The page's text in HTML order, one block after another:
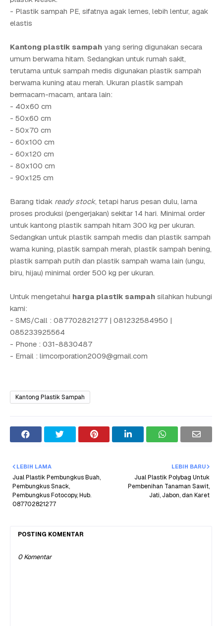
- Plastik sampah PE, sifatnya agak lemes, lebih lentur, agak
elastis
Kantong plastik sampah yang sering digunakan secara
umum berwarna hitam. Sedangkan untuk rumah sakit,
terutama untuk sampah medis digunakan plastik sampah
berwarna kuning atau merah. Ukuran plastik sampah
bermacam-macam, antara lain:
- 40x60 cm
- 50x60 cm
- 50x70 cm
- 60x100 cm
- 60x120 cm
- 80x100 cm
- 90x125 cm
Barang tidak ready stock, tetapi harus pesan dulu, lama
proses produksi (pengerjakan) sekitar 14 hari. Minimal order
untuk kantong plastik sampah hitam 300 kg per ukuran.
Sedangkan untuk plastik sampah medis dan plastik sampah
warna kuning, plastik sampah merah, plastik sampah bening,
plastik sampah putih dan plastik sampah warna lain (ungu,
biru, hijau) minimal order 500 kg per ukuran.
Untuk mengetahui harga plastik sampah silahkan hubungi
kami:
- SMS/Call : 087702821277 | 081232584950 |
085233925564
- Phone : 031-8830487
- Email : limcorporation2009@gmail.com
Kantong Plastik Sampah
LEBIH BARU
Jual Plastik Polybag Untuk
Pembenihan Tanaman Sawit,
Jati, Jabon, dan Karet
LEBIH LAMA
Jual Plastik Pembungkus Buah,
Pembungkus Snack,
Pembungkus Fotocopy, Hub.
087702821277
POSTING KOMENTAR
0 Komentar